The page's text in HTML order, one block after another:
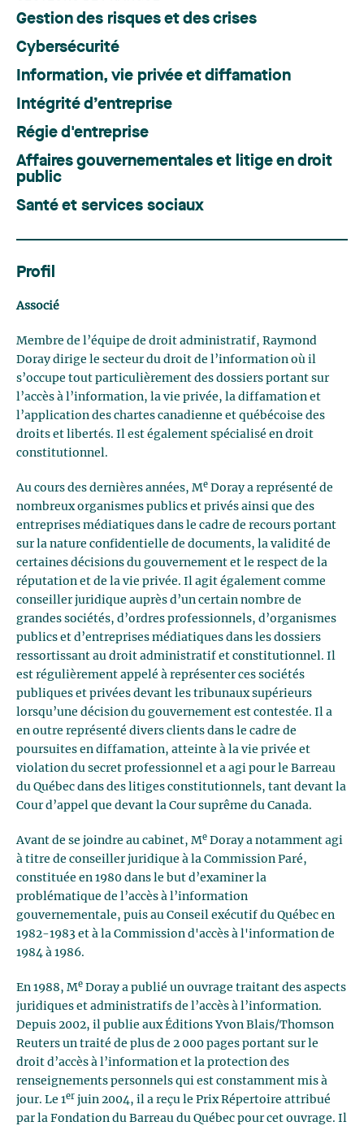
Gestion des risques et des crises
Cybersécurité
Information, vie privée et diffamation
Intégrité d’entreprise
Régie d'entreprise
Affaires gouvernementales et litige en droit
public
Santé et services sociaux
Profil
Associé
Membre de l’équipe de droit administratif, Raymond
Doray dirige le secteur du droit de l’information où il
s’occupe tout particulièrement des dossiers portant sur
l’accès à l’information, la vie privée, la diffamation et
l’application des chartes canadienne et québécoise des
droits et libertés. Il est également spécialisé en droit
constitutionnel.
Au cours des dernières années, Me Doray a représenté de
nombreux organismes publics et privés ainsi que des
entreprises médiatiques dans le cadre de recours portant
sur la nature confidentielle de documents, la validité de
certaines décisions du gouvernement et le respect de la
réputation et de la vie privée. Il agit également comme
conseiller juridique auprès d’un certain nombre de
grandes sociétés, d’ordres professionnels, d’organismes
publics et d’entreprises médiatiques dans les dossiers
ressortissant au droit administratif et constitutionnel. Il
est régulièrement appelé à représenter ces sociétés
publiques et privées devant les tribunaux supérieurs
lorsqu’une décision du gouvernement est contestée. Il a
en outre représenté divers clients dans le cadre de
poursuites en diffamation, atteinte à la vie privée et
violation du secret professionnel et a agi pour le Barreau
du Québec dans des litiges constitutionnels, tant devant la
Cour d’appel que devant la Cour suprême du Canada.
Avant de se joindre au cabinet, Me Doray a notamment agi
à titre de conseiller juridique à la Commission Paré,
constituée en 1980 dans le but d’examiner la
problématique de l’accès à l’information
gouvernementale, puis au Conseil exécutif du Québec en
1982-1983 et à la Commission d'accès à l'information de
1984 à 1986.
En 1988, Me Doray a publié un ouvrage traitant des aspects
juridiques et administratifs de l’accès à l’information.
Depuis 2002, il publie aux Éditions Yvon Blais/Thomson
Reuters un traité de plus de 2 000 pages portant sur le
droit d’accès à l’information et la protection des
renseignements personnels qui est constamment mis à
jour. Le 1er juin 2004, il a reçu le Prix Répertoire attribué
par la Fondation du Barreau du Québec pour cet ouvrage. Il